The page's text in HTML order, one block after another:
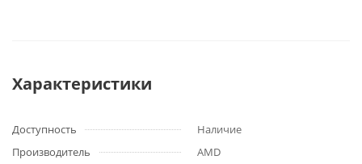
Характеристики
Доступность
Наличие
Производитель
AMD